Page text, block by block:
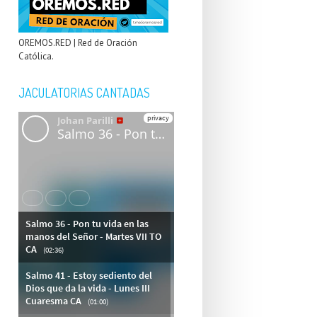
OREMOS.RED | Red de Oración
Católica.
JACULATORIAS CANTADAS